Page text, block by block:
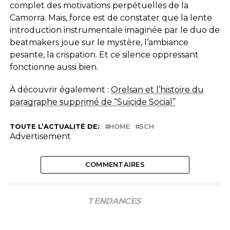
complet des motivations perpétuelles de la
Camorra. Mais, force est de constater que la lente
introduction instrumentale imaginée par le duo de
beatmakers joue sur le mystère, l’ambiance
pesante, la crispation. Et ce silence oppressant
fonctionne aussi bien.
À découvrir également : Orelsan et l’histoire du
paragraphe supprimé de “Suicide Social”
TOUTE L’ACTUALITÉ DE: HOME SCH
Advertisement
COMMENTAIRES
TENDANCES